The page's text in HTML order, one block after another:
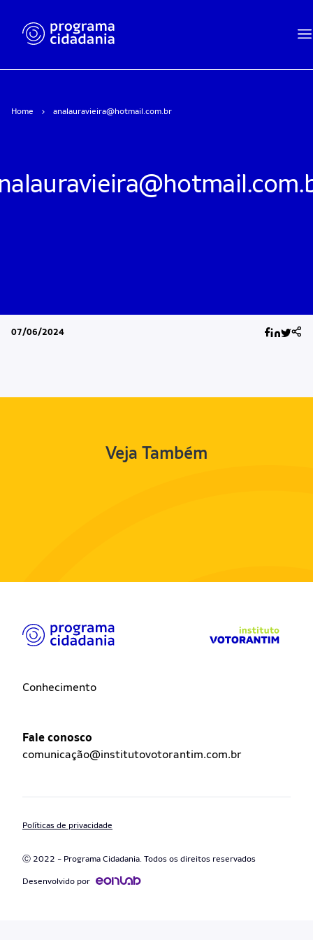
Home analauravieira@hotmail.com.br
07/06/2024
Veja Também
Conhecimento
Fale conosco
comunicação@institutovotorantim.com.br
Ⓒ 2022 - Programa Cidadania. Todos os direitos reservados
Políticas de privacidade
Desenvolvido por